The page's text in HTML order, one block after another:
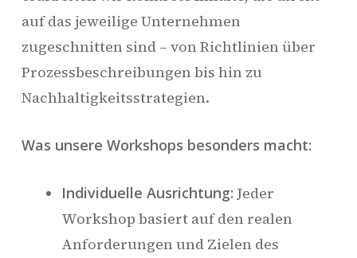
auf das jeweilige Unternehmen
zugeschnitten sind – von Richtlinien über
Prozessbeschreibungen bis hin zu
Nachhaltigkeitsstrategien.
Was unsere Workshops besonders macht:
Individuelle Ausrichtung: Jeder
Workshop basiert auf den realen
Anforderungen und Zielen des